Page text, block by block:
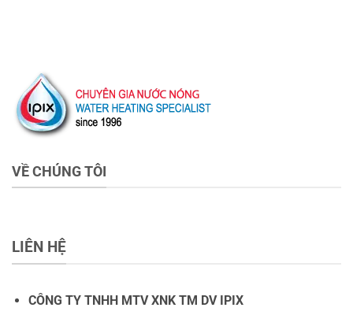
VỀ CHÚNG TÔI
LIÊN HỆ
CÔNG TY TNHH MTV XNK TM DV IPIX